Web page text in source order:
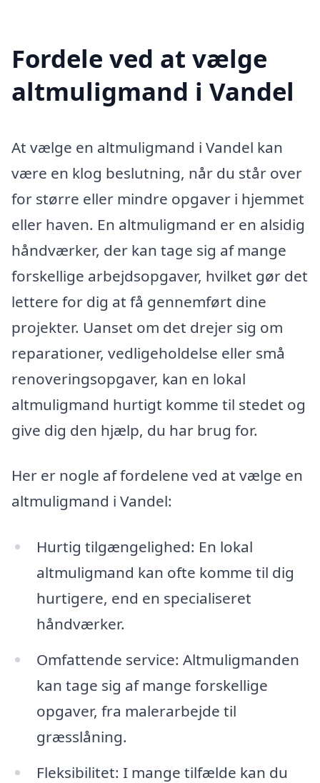
Fordele ved at vælge
altmuligmand i Vandel
At vælge en altmuligmand i Vandel kan
være en klog beslutning, når du står over
for større eller mindre opgaver i hjemmet
eller haven. En altmuligmand er en alsidig
håndværker, der kan tage sig af mange
forskellige arbejdsopgaver, hvilket gør det
lettere for dig at få gennemført dine
projekter. Uanset om det drejer sig om
reparationer, vedligeholdelse eller små
renoveringsopgaver, kan en lokal
altmuligmand hurtigt komme til stedet og
give dig den hjælp, du har brug for.
Her er nogle af fordelene ved at vælge en
altmuligmand i Vandel:
Hurtig tilgængelighed: En lokal
altmuligmand kan ofte komme til dig
hurtigere, end en specialiseret
håndværker.
Omfattende service: Altmuligmanden
kan tage sig af mange forskellige
opgaver, fra malerarbejde til
græsslåning.
Fleksibilitet: I mange tilfælde kan du